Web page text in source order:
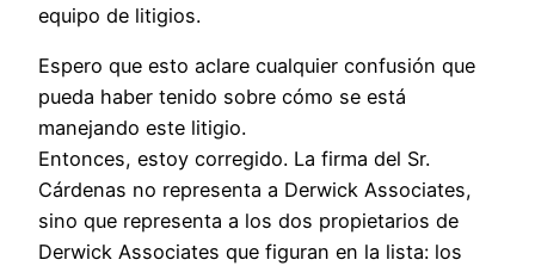
equipo de litigios.
Espero que esto aclare cualquier confusión que
pueda haber tenido sobre cómo se está
manejando este litigio.
Entonces, estoy corregido. La firma del Sr.
Cárdenas no representa a Derwick Associates,
sino que representa a los dos propietarios de
Derwick Associates que figuran en la lista: los